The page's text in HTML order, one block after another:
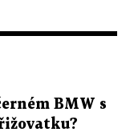
BMW s